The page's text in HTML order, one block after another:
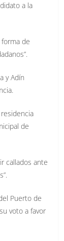
a la
de
y Adín
de
callados ante
Puerto de
voto a favor